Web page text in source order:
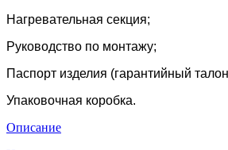
Нагревательная секция;
Руководство по монтажу;
Паспорт изделия (гарантийный
Упаковочная коробка.
Описание